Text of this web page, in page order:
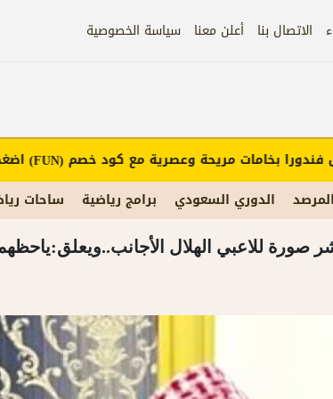
الاتصال بنا أعلن معنا سياسة الخصوصية
الدوري السعودي برامج رياضية ساحات
بخامات مريحة وعصرية مع كود خصم(FUN) اضغط هنا
صورة للاعبي الهلال